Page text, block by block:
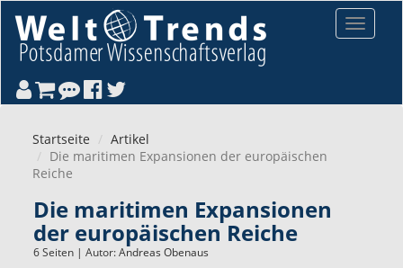
Toggle
Startseite
Artikel
Die maritimen Expansionen der europäischen
Reiche
Die maritimen Expansionen
der europäischen Reiche
6 Seiten | Autor:Andreas Obenaus